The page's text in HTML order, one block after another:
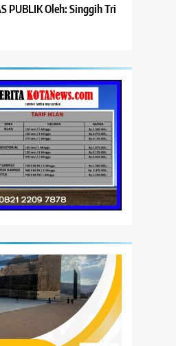
PUBLIK Oleh: Singgih Tri